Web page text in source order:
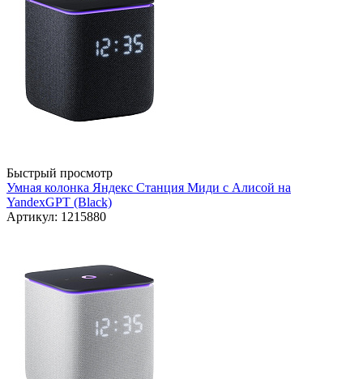
Быстрый просмотр
Умная колонка Яндекс Станция Миди с Алисой на
YandexGPT (Black)
Артикул: 1215880